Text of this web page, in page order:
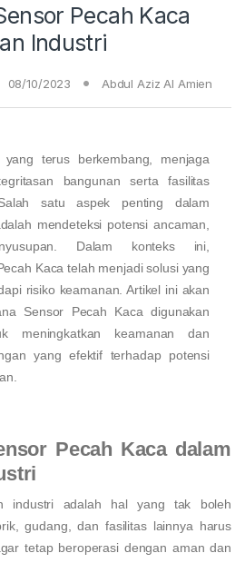
Pecah Kaca
Industri
08/10/2023 Abdul Aziz Al Amien
terus berkembang, menjaga
bangunan serta fasilitas
satu aspek penting dalam
mendeteksi potensi ancaman,
Dalam konteks ini,
Kaca telah menjadi solusi yang
risiko keamanan. Artikel ini akan
Sensor Pecah Kaca digunakan
meningkatkan keamanan dan
yang efektif terhadap potensi
Pecah Kaca dalam
industri adalah hal yang tak boleh
gudang, dan fasilitas lainnya harus
tetap beroperasi dengan aman dan